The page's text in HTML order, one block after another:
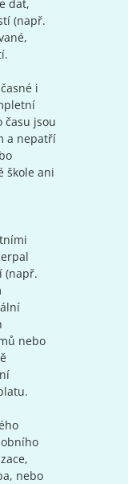
dat,
(např.
i
času jsou
a nepatří
škole ani
(např.
nebo
nebo